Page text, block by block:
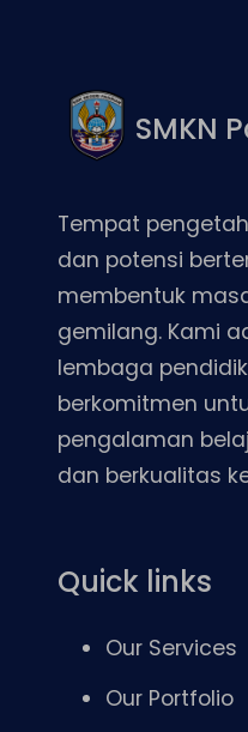
SMKN
Tempat
dan potensi
membentuk
gemilang. Kami
lembaga
berkomitmen
pengalaman
dan berkualitas
Quick links
Our Services
Our Portfolio